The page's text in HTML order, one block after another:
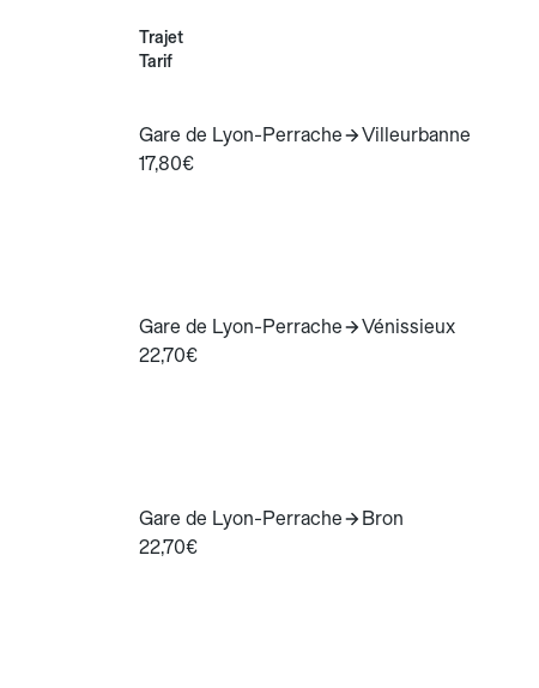
Trajet
Tarif
Gare de Lyon-Perrache
Villeurbanne
17,80€
Gare de Lyon-Perrache
Vénissieux
22,70€
Gare de Lyon-Perrache
Bron
22,70€